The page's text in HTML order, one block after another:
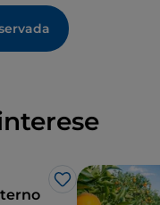
Me gusta